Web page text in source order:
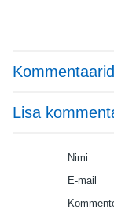
Lisa
Nimi
E-mail